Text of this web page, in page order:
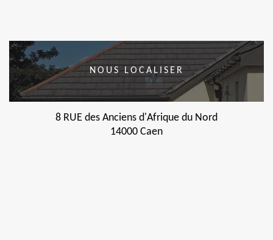
NOUS LOCALISER
8 RUE des Anciens d'Afrique du Nord
14000 Caen